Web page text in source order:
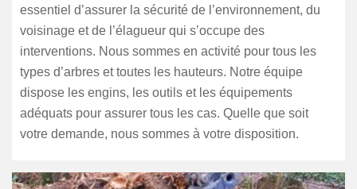
essentiel d’assurer la sécurité de l’environnement, du
voisinage et de l’élagueur qui s’occupe des
interventions. Nous sommes en activité pour tous les
types d’arbres et toutes les hauteurs. Notre équipe
dispose les engins, les outils et les équipements
adéquats pour assurer tous les cas. Quelle que soit
votre demande, nous sommes à votre disposition.